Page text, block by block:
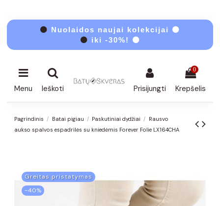
⚫ Nuolaidos naujai kolekcijai ⚫
⚫ iki -30%! ⚫
Menu Ieškoti Prisijungti
0
Krepšelis
Pagrindinis Batai pigiau Paskutiniai dydžiai
Rausvo
aukso spalvos espadrilės su kniedėmis Forever Folie LX164CHA
Greitas pristatymas
−40%